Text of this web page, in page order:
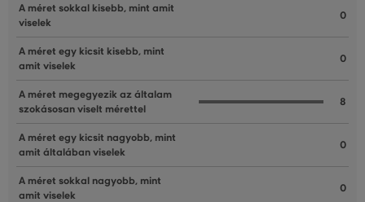
A méret sokkal kisebb, mint amit
viselek
0
A méret egy kicsit kisebb, mint
amit viselek
0
A méret megegyezik az általam
szokásosan viselt mérettel
8
A méret egy kicsit nagyobb, mint
amit általában viselek
0
A méret sokkal nagyobb, mint
amit viselek
0